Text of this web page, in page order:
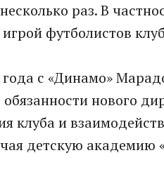
раз. В
футболистов
с «Динамо»
нового
клуба и
детскую академию